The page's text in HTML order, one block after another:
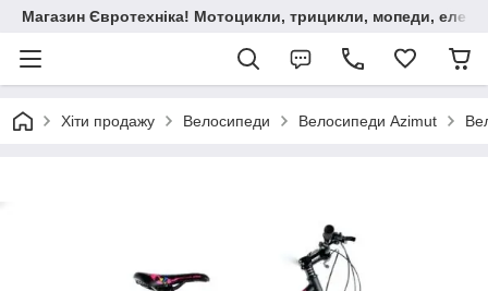
Магазин Євротехніка! Мотоцикли, трицикли, мопеди,
Хіти продажу Велосипеди Велосипеди Azimut